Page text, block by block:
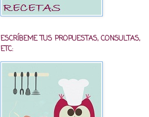
ESCRÍBEME TUS PROPUESTAS, CONSULTAS,
ETC: